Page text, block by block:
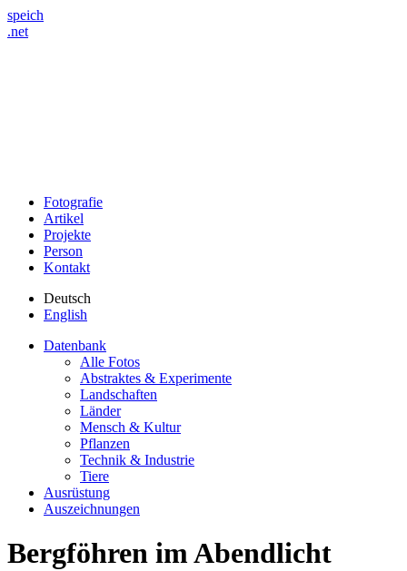
speich
.net
Fotografie
Artikel
Projekte
Person
Kontakt
Deutsch
English
Datenbank
Alle Fotos
Abstraktes & Experimente
Landschaften
Länder
Mensch & Kultur
Pflanzen
Technik & Industrie
Tiere
Ausrüstung
Auszeichnungen
Bergföhren im Abendlicht